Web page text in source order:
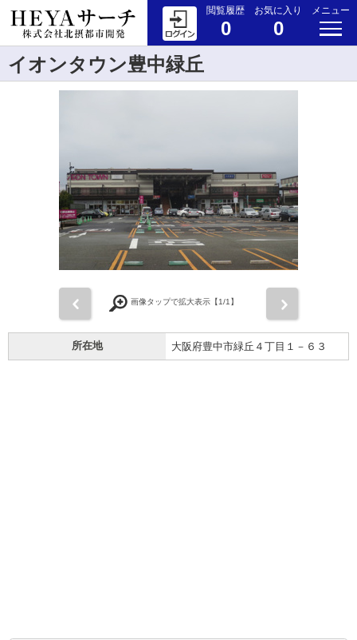
閲覧履歴
0
お気に入り
0
メニュー
イオンタウン豊中緑丘
画像タップで拡大表示【1/1】
所在地 大阪府豊中市緑丘４丁目１－６３